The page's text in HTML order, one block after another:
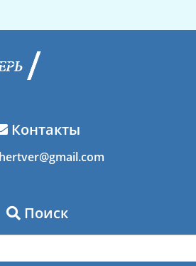
Контакты
Поиск